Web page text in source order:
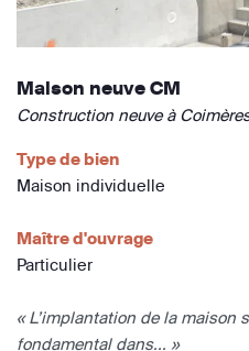
Maison neuve CM
Construction neuve à
Type de bien
Maison individuelle
Maître d'ouvrage
Particulier
« L’implantation de la maison
fondamental dans... »